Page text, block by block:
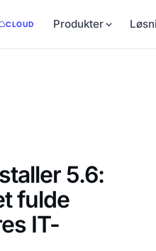
CLOUD Produkter
5.6:
fulde
IT-